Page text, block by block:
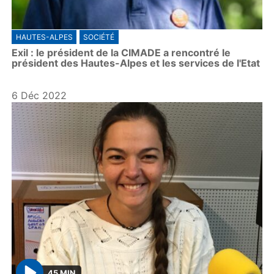
HAUTES-ALPES SOCIÉTÉ
Exil : le président de la CIMADE a rencontré le
président des Hautes-Alpes et les services de l'Etat
6 Déc 2022